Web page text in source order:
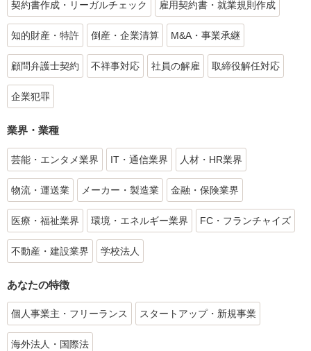
契約書作成・リーガルチェック 雇用契約書・就業規則作成
知的財産・特許 倒産・企業清算 M&A・事業承継
顧問弁護士契約 不祥事対応 社員の解雇 取締役解任対応
企業犯罪
業界・業種
芸能・エンタメ業界 IT・通信業界 人材・HR業界
物流・運送業 メーカー・製造業 金融・保険業界
医療・福祉業界 環境・エネルギー業界 FC・フランチャイズ
不動産・建設業界 学校法人
あなたの特徴
個人事業主・フリーランス スタートアップ・新規事業
海外法人・国際法